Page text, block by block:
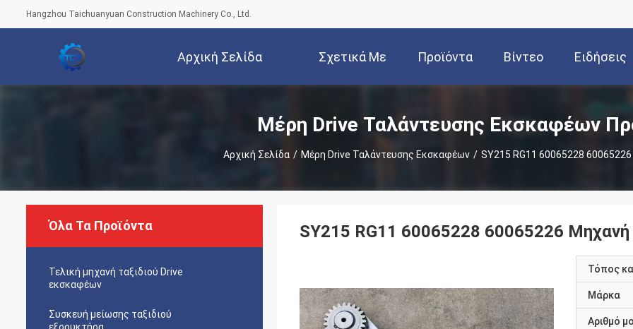
Hangzhou Taichuanyuan Construction Machinery Co., Ltd.
Αρχική Σελίδα Σχετικά Με
Εμάς
Προϊόντα Βίντεο Ειδήσεις
Μέρη Drive Ταλάντευσης Εκσκαφέων
Αρχική Σελίδα / Μέρη Drive Ταλάντευσης Εκσκαφέων / SY215 RG11 60065228
Όλα Τα Προϊόντα
Τελική μηχανή ταξιδιού Drive
εκσκαφέων
Συσκευή μείωσης ταξιδιού
SY215 RG11 60065228 60065226
Τόπος
Μάρκα
Αριθμό